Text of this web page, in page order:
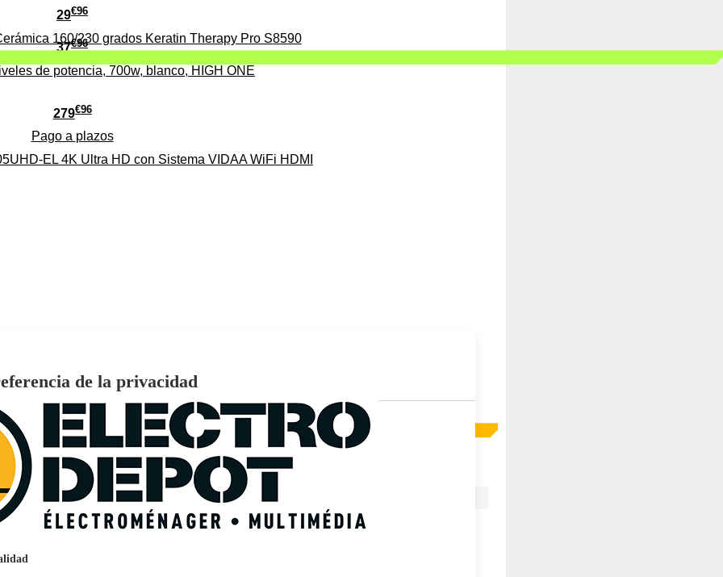
37€96
de potencia, 700w, blanco, HIGH ONE
29€96
160/230 grados Keratin Therapy Pro S8590
279€96
Pago a plazos
EL 4K Ultra HD con Sistema VIDAA WiFi HDMI
159€ 96
Pago aplazos
EcoTank EPSON ET-2861
de la privacidad